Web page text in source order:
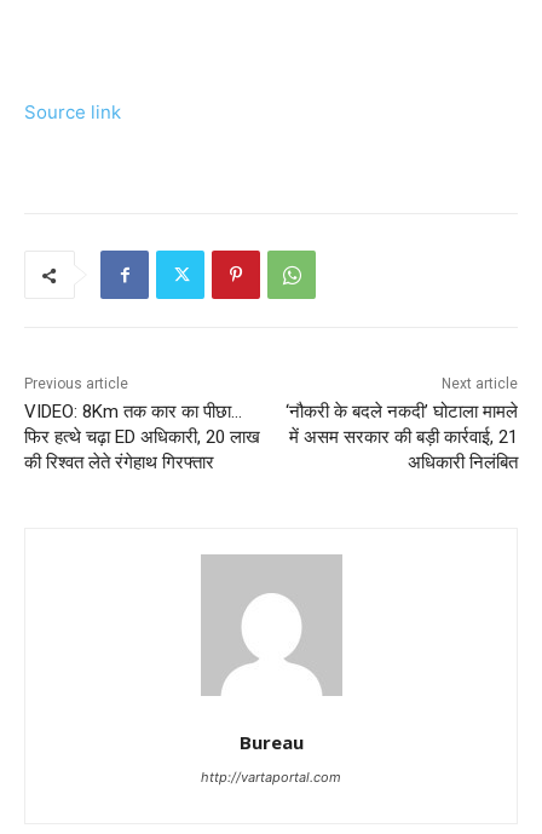
Source link
Previous article
VIDEO: 8Km तक कार का पीछा…
फिर हत्थे चढ़ा ED अधिकारी, 20 लाख
की रिश्वत लेते रंगेहाथ गिरफ्तार
Next article
‘नौकरी के बदले नकदी’ घोटाला मामले
में असम सरकार की बड़ी कार्रवाई, 21
अधिकारी निलंबित
Bureau
http://vartaportal.com